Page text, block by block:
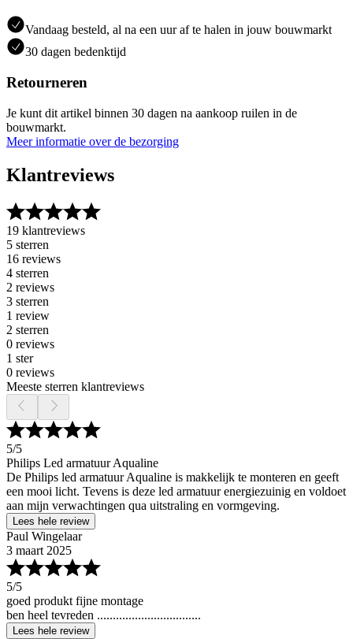
Vandaag besteld, al na een uur af te halen in jouw bouwmarkt
30 dagen bedenktijd
Retourneren
Je kunt dit artikel binnen 30 dagen na aankoop ruilen in de
bouwmarkt.
Meer informatie over de bezorging
Klantreviews
19 klantreviews
5 sterren
16 reviews
4 sterren
2 reviews
3 sterren
1 review
2 sterren
0 reviews
1 ster
0 reviews
Meeste sterren klantreviews
5/5
Philips Led armatuur Aqualine
De Philips led armatuur Aqualine is makkelijk te monteren en geeft
een mooi licht. Tevens is deze led armatuur energiezuinig en voldoet
aan mijn verwachtingen qua uitstraling en vormgeving.
Lees hele review
Paul Wingelaar
3 maart 2025
5/5
goed produkt fijne montage
ben heel tevreden .................................
Lees hele review